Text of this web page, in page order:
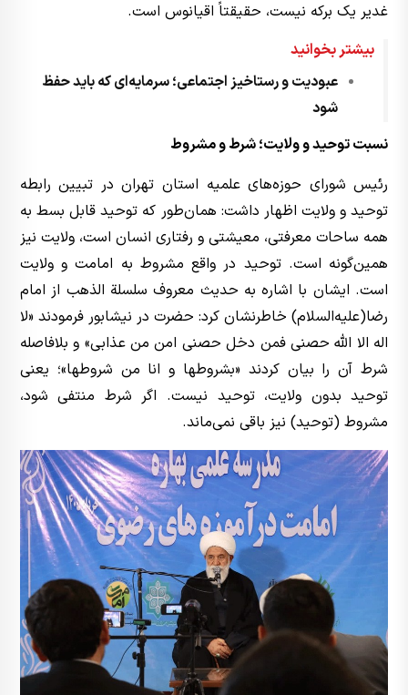
غدیر یک برکه نیست، حقیقتاً اقیانوس است.
بیشتر بخوانید
عبودیت و رستاخیز اجتماعی؛ سرمایه‌ای که باید حفظ
شود
نسبت توحید و ولایت؛ شرط و مشروط
رئیس شورای حوزه‌های علمیه استان تهران در تبیین رابطه
توحید و ولایت اظهار داشت: همان‌طور که توحید قابل بسط به
همه ساحات معرفتی، معیشتی و رفتاری انسان است، ولایت نیز
همین‌گونه است. توحید در واقع مشروط به امامت و ولایت
است. ایشان با اشاره به حدیث معروف سلسلة الذهب از امام
رضا(علیه‌السلام) خاطرنشان کرد: حضرت در نیشابور فرمودند «لا
اله الا الله حصنی فمن دخل حصنی امن من عذابی» و بلافاصله
شرط آن را بیان کردند «بشروطها و انا من شروطها»؛ یعنی
توحید بدون ولایت، توحید نیست. اگر شرط منتفی شود،
مشروط (توحید) نیز باقی نمی‌ماند.